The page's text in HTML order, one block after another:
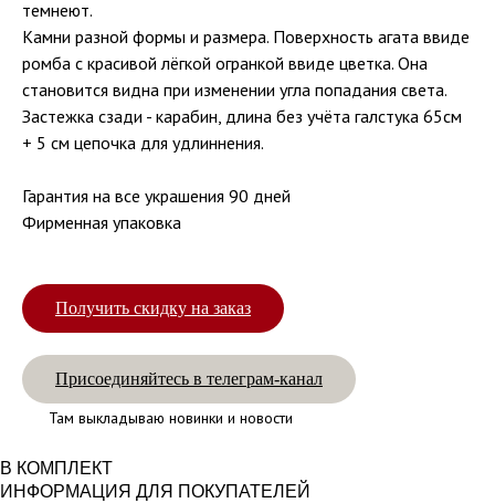
темнеют.
Камни разной формы и размера. Поверхность агата ввиде
ромба с красивой лёгкой огранкой ввиде цветка. Она
становится видна при изменении угла попадания света.
Застежка сзади - карабин, длина без учёта галстука 65см
+ 5 см цепочка для удлиннения.
Гарантия на все украшения 90 дней
Фирменная упаковка
Получить скидку на заказ
Присоединяйтесь в телеграм-канал
Там выкладываю новинки и новости
В КОМПЛЕКТ
ИНФОРМАЦИЯ ДЛЯ ПОКУПАТЕЛЕЙ